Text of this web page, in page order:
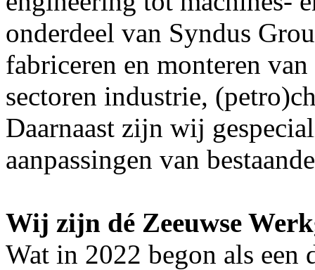
onderdeel van Syndus
fabriceren en monteren
sectoren industrie,
Daarnaast zijn wij
aanpassingen van
Wij zijn dé Zeeuwse
Wat in 2022 begon als een